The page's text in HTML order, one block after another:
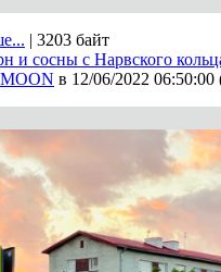
| 3203 байт
и сосны с Нарвского
в 12/06/2022 06:50:00